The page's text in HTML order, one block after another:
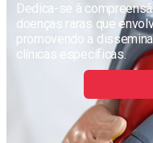
Dedica-se à
doenças raras que
promovendo a
clínicas específicas.